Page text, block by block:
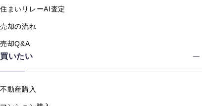
住まいリレーAI査定
売却の流れ
売却Q&A
買いたい
不動産購入